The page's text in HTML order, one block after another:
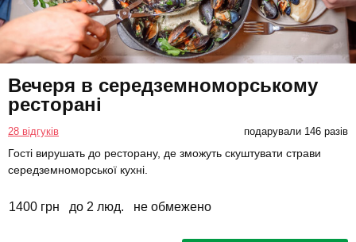
Вечеря в середземноморському
ресторані
28 відгуків подарували 146 разів
Гості вирушать до ресторану, де зможуть скуштувати страви
середземноморської кухні.
1400 грн до 2 люд. не обмежено